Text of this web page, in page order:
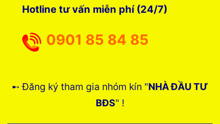
Hotline tư vấn miễn phí (24/7)
0901 85 84 85
➸ Đăng ký tham gia nhóm kín "NHÀ ĐẦU TƯ
BĐS" !